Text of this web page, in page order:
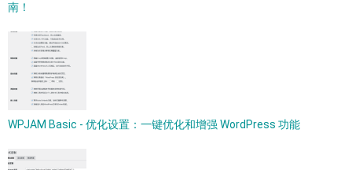
南！
WPJAM Basic - 优化设置：一键优化和增强 WordPress 功能